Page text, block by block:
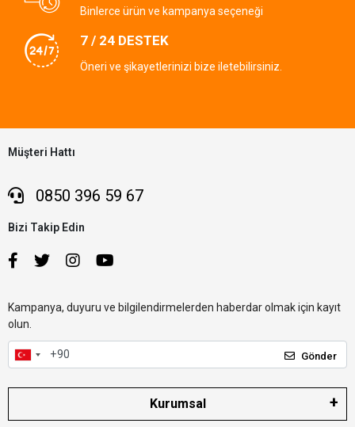
Binlerce ürün ve kampanya seçeneği
7 / 24 DESTEK
Öneri ve şikayetlerinizi bize iletebilirsiniz.
Müşteri Hattı
0850 396 59 67
Bizi Takip Edin
Kampanya, duyuru ve bilgilendirmelerden haberdar olmak için kayıt
olun.
Gönder
Kurumsal